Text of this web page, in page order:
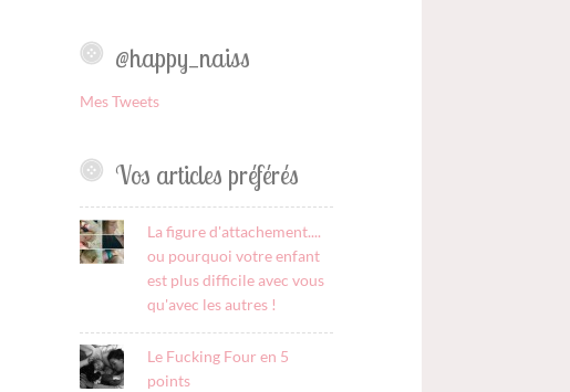
@happy_naiss
Mes Tweets
Vos articles préférés
La figure d'attachement....
ou pourquoi votre enfant
est plus difficile avec vous
qu'avec les autres !
Le Fucking Four en 5
points